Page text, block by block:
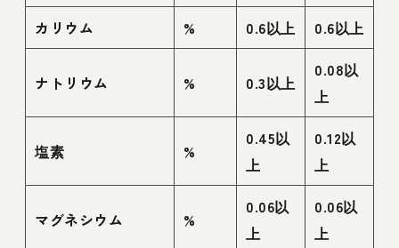
カリウム
% 0.6以上 0.6以上
ナトリウム % 0.3以上
0.08以
上
塩素 %
0.45以
上
0.12以
上
マグネシウム %
0.06以
上
0.06以
上